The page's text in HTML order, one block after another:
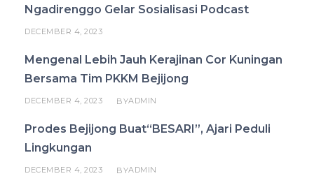
Ngadirenggo Gelar Sosialisasi Podcast
DECEMBER 4, 2023
Mengenal Lebih Jauh Kerajinan Cor Kuningan
Bersama Tim PKKM Bejijong
DECEMBER 4, 2023 BYADMIN
Prodes Bejijong Buat“BESARI”, Ajari Peduli
Lingkungan
DECEMBER 4, 2023 BYADMIN